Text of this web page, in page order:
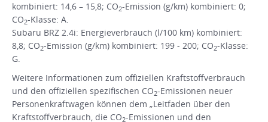
kombiniert: 14,6 – 15,8; CO2-Emission (g/km) kombiniert: 0;
CO2-Klasse: A.
Subaru BRZ 2.4i: Energieverbrauch (l/100 km) kombiniert:
8,8; CO2-Emission (g/km) kombiniert: 199 - 200; CO2-Klasse:
G.
Weitere Informationen zum offiziellen Kraftstoffverbrauch
und den offiziellen spezifischen CO2-Emissionen neuer
Personenkraftwagen können dem „Leitfaden über den
Kraftstoffverbrauch, die CO2-Emissionen und den